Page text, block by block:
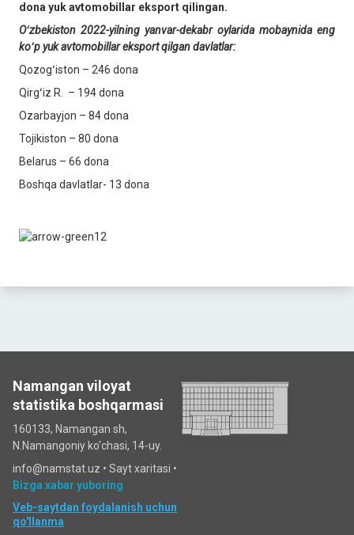
dona yuk avtomobillar eksport qil ingan.
Oʻzbekiston 2022-yilning yanvar-dekabr oylarida mobaynida eng
koʻp yuk avtomobillar eksportqilgan davlatlar:
Qozogʻiston – 246 dona
Qirgʻiz R. – 194 dona
Ozarbayjon – 84 dona
Tojikiston – 80 dona
Belarus – 66 dona
Boshqa davlatlar- 13 dona
Namangan viloyat
statistika boshqarmasi
160133, Namangan sh,
N.Namangoniy ko'chasi, 14-uy.
info@namstat.uz • Sayt xaritasi •
Bizga xabar yuboring
Veb-saytdan foydalanish uchun
qo'llanma